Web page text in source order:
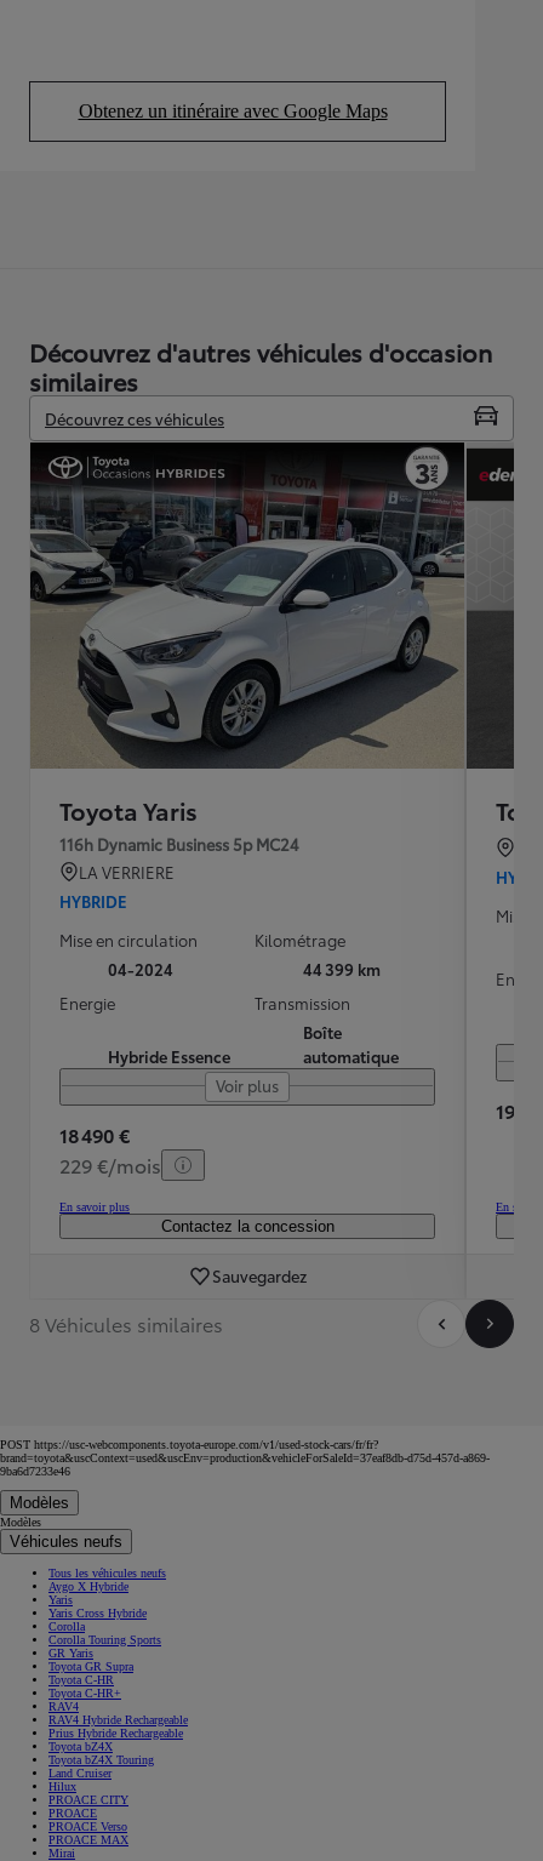
Obtenez un itinéraire avec Google Maps
(Opens in new tab)
Découvrez d'autres véhicules d'occasion
similaires
Découvrez ces véhicules
Toyota Yaris
116h Dynamic Business 5p MC24
LA VERRIERE
HYBRIDE
Mise en circulation
04-2024
Kilométrage
44 399 km
Energie
Hybride Essence
Transmission
Boîte
automatique
Voir plus
18 490 €
229 €/mois
En savoir plus
Contactez la concession
Sauvegardez
Mise
19
En
8 Véhicules similaires
POST https://usc-webcomponents.toyota-europe.com/v1/used-stock-cars/fr/fr?
brand=toyota&uscContext=used&uscEnv=production&vehicleForSaleId=37eaf8db-d75d-457d-a869-
9ba6d7233e46
Modèles
Modèles
Véhicules neufs
Tous les véhicules neufs
Aygo X Hybride
Yaris
Yaris Cross Hybride
Corolla
Corolla Touring Sports
GR Yaris
Toyota GR Supra
Toyota C-HR
Toyota C-HR+
RAV4
RAV4 Hybride Rechargeable
Prius Hybride Rechargeable
Toyota bZ4X
Toyota bZ4X Touring
Land Cruiser
Hilux
PROACE CITY
PROACE
PROACE Verso
PROACE MAX
Mirai